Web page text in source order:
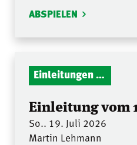
ABSPIELEN
Einleitungen Gottesdienst
Einleitung vom
So.. 19. Juli 2026
Martin Lehmann